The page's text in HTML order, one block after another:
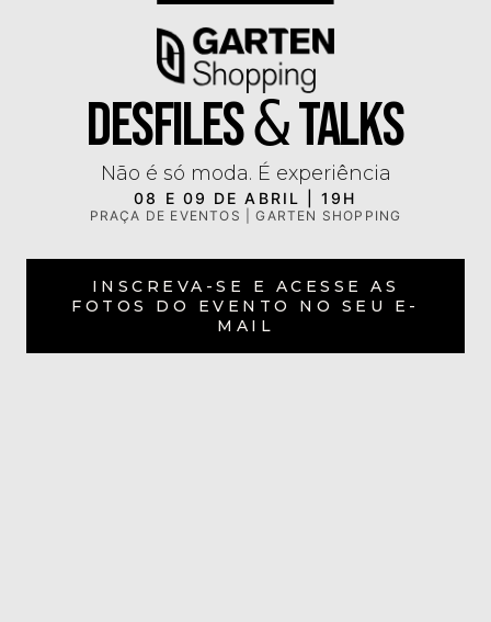
Desfiles&Talks
Não é só moda. É experiência
08 E 09 DE ABRIL | 19H
PRAÇA DE EVENTOS | GARTEN SHOPPING
INSCREVA-SE E ACESSE AS
FOTOS DO EVENTO NO SEU E-
MAIL